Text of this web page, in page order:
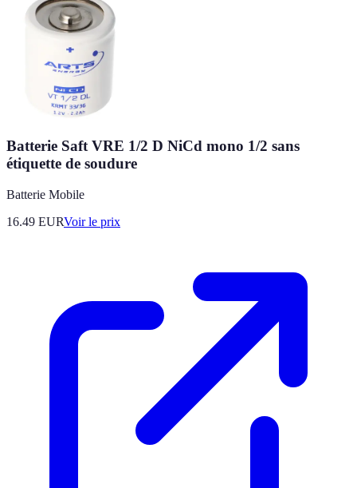
Batterie Saft VRE 1/2 D NiCd mono 1/2 sans
étiquette de soudure
Batterie Mobile
16.49 EURVoir le prix